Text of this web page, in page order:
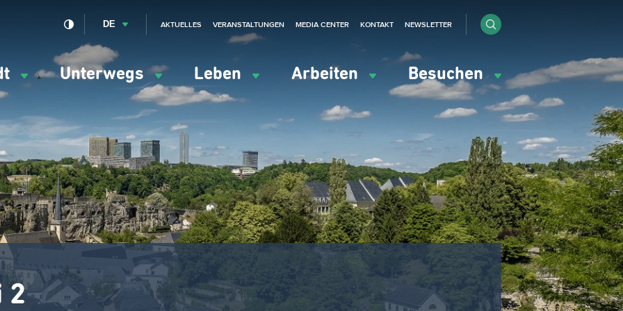
Unterwegs Leben Arbeiten Besuchen
DE AKTUELLES VERANSTALTUNGEN MEDIA CENTER KONTAKT NEWSLETTER
2